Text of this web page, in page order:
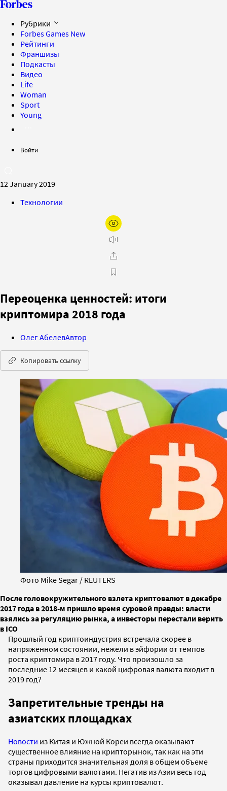
Рубрики
Forbes Games New
Рейтинги
Франшизы
Подкасты
Видео
Life
Woman
Sport
Young
Войти
12 January 2019
Технологии
Переоценка ценностей: итоги
криптомира 2018 года
Олег АбелевАвтор
Копировать ссылку
Фото Mike Segar / REUTERS
После головокружительного взлета криптовалют в декабре
2017 года в 2018-м пришло время суровой правды: власти
взялись за регуляцию рынка, а инвесторы перестали верить
в ICO
Прошлый год криптоиндустрия встречала скорее в
напряженном состоянии, нежели в эйфории от темпов
роста криптомира в 2017 году. Что произошло за
последние 12 месяцев и какой цифровая валюта входит в
2019 год?
Запретительные тренды на
азиатских площадках
Новости из Китая и Южной Кореи всегда оказывают
существенное влияние на крипторынок, так как на эти
страны приходится значительная доля в общем объеме
торгов цифровыми валютами. Негатив из Азии весь год
оказывал давление на курсы криптовалют.